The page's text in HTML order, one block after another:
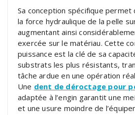
Sa conception spécifique
la force hydraulique de la pelle
augmentant ainsi
exercée sur le matériau. Cette
puissance est la clé de sa
substrats les plus résistants,
tâche ardue en une opération
Une dent de déroctage pour
adaptée à l’engin garantit une
et une usure moindre de